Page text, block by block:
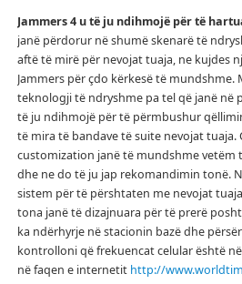
Jammers 4 u të ju ndihmojë për të
janë përdorur në shumë skenarë të
aftë të mirë për nevojat tuaja, ne kujdes
Jammers për çdo kërkesë të mundshme.
teknologji të ndryshme pa tel që janë në
të ju ndihmojë për të përmbushur
të mira të bandave të suite nevojat tuaja.
customization janë të mundshme vetëm
dhe ne do të ju jap rekomandimin tonë.
sistem për të përshtaten me nevojat
tona janë të dizajnuara për të prerë
ka ndërhyrje në stacionin bazë dhe
kontrolloni që frekuencat celular është
në faqen e internetit http://